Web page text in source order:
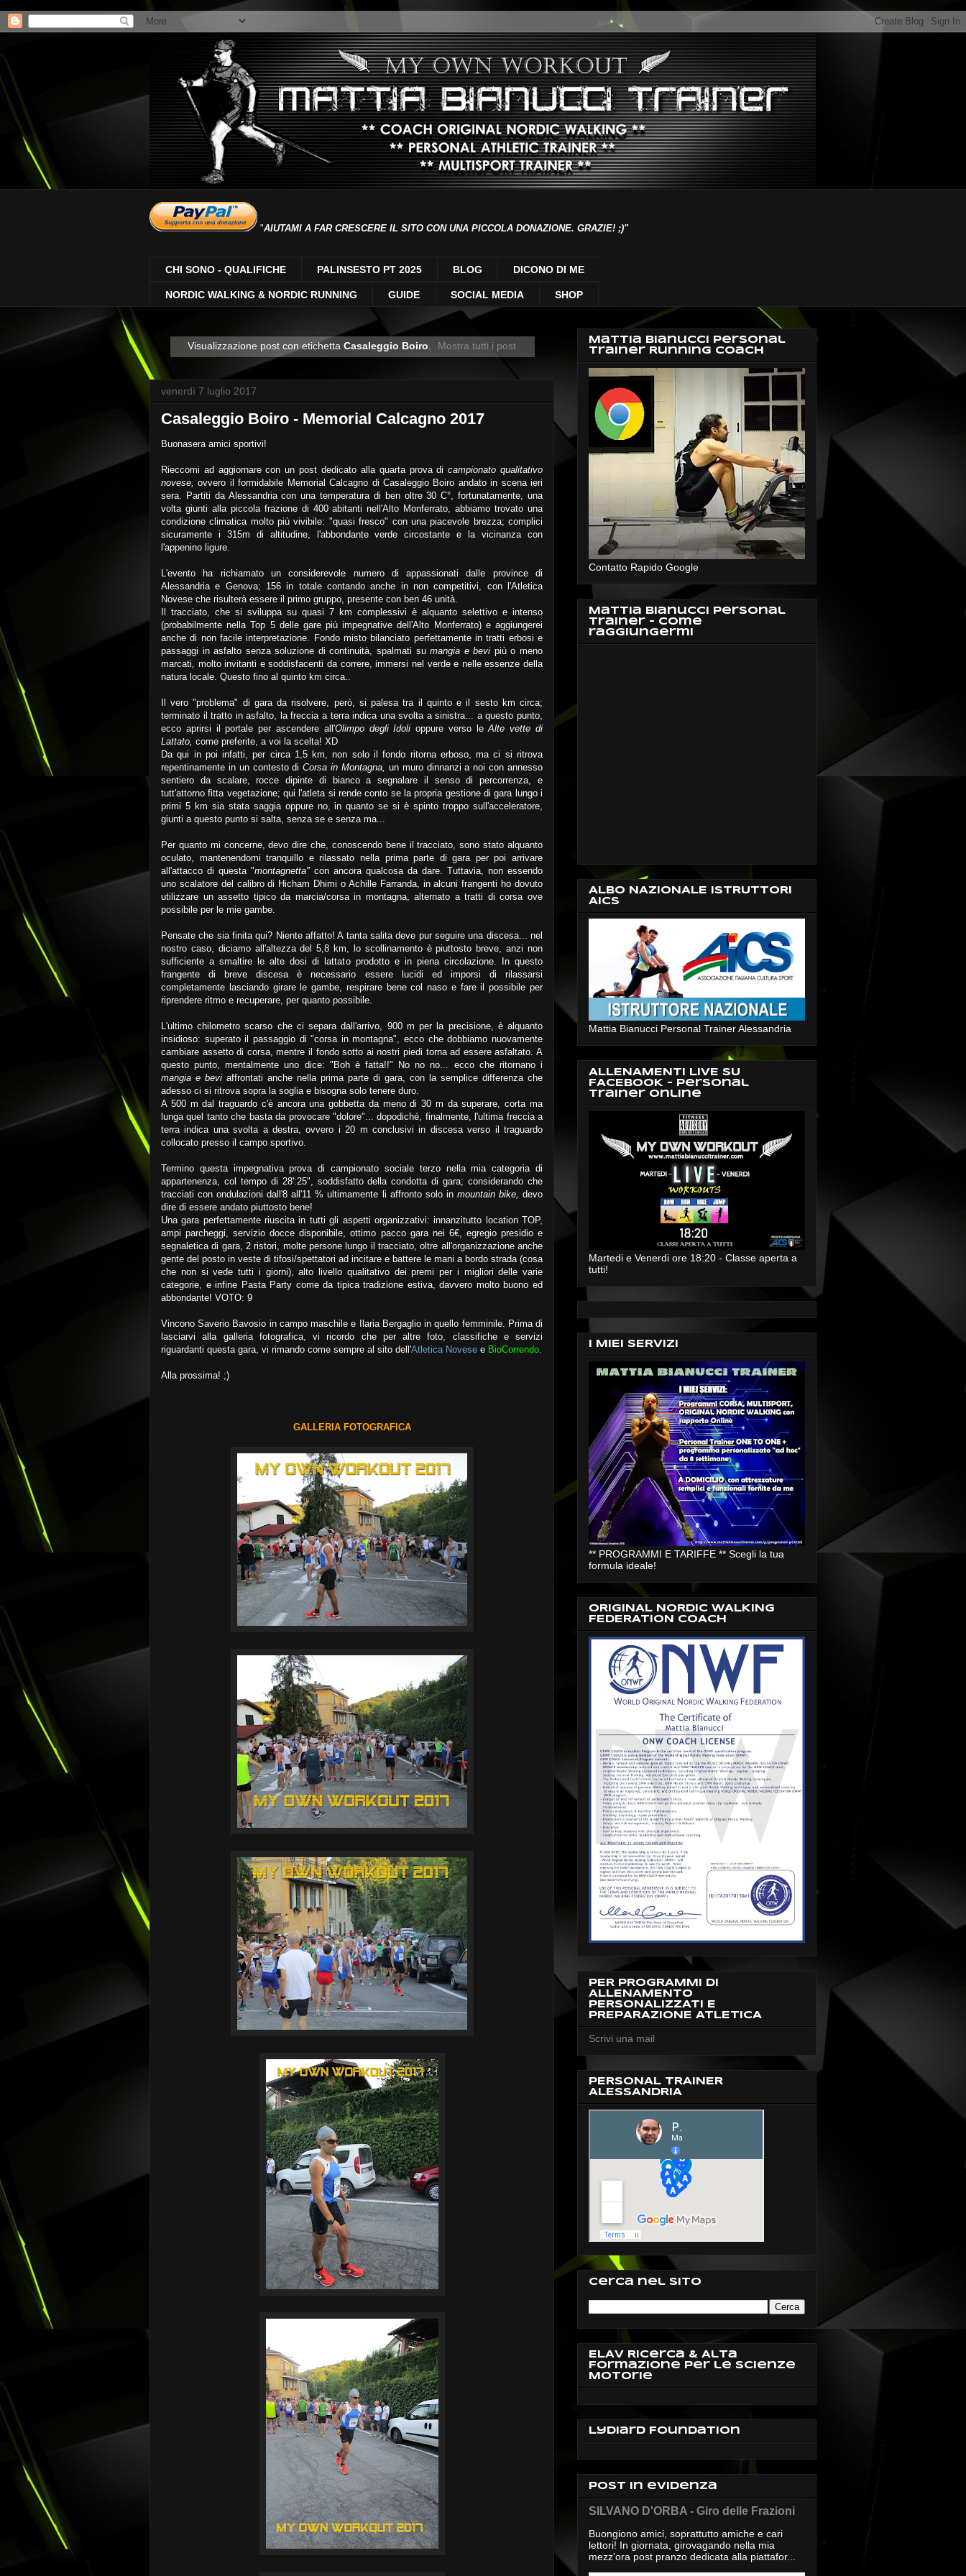
"AIUTAMI A FAR CRESCERE IL SITO CON UNA PICCOLA DONAZIONE. GRAZIE! ;)"
CHI SONO - QUALIFICHE PALINSESTO PT 2025 BLOG DICONO DI ME
NORDIC WALKING & NORDIC RUNNING GUIDE SOCIAL MEDIA SHOP
Visualizzazione post con etichetta Casaleggio Boiro. Mostra tutti i post
venerdì 7 luglio 2017
Casaleggio Boiro - Memorial Calcagno 2017
Buonasera amici sportivi!
Rieccomi ad aggiornare con un post dedicato alla quarta prova dicampionato qualitativo
novese,ovvero il formidabile Memorial Calcagno di Casaleggio Boiro andato in scena ieri
sera. Partiti da Alessandria con una temperatura di ben oltre 30 C°, fortunatamente, una
volta giunti alla piccola frazione di 400 abitanti nell'Alto Monferrato, abbiamo trovato una
condizione climatica molto più vivibile: "quasi fresco" con una piacevole brezza; complici
sicuramente i 315m di altitudine, l'abbondante verde circostante e la vicinanza con
l'appenino ligure.
L'evento ha richiamato un considerevole numero di appassionati dalle province di
Alessandria e Genova; 156 in totale contando anche in non competitivi, con l'Atletica
Novese che risulterà essere il primo gruppo, presente con ben 46 unità.
Il tracciato, che si sviluppa su quasi 7 km complessivi è alquanto selettivo e intenso
(probabilmente nella Top 5 delle gare più impegnative dell'Alto Monferrato) e aggiungerei
anche di non facile interpretazione. Fondo misto bilanciato perfettamente in tratti erbosi e
passaggi in asfalto senza soluzione di continuità, spalmati sumangia e bevi più o meno
marcati
molto invitanti e soddisfacenti da correre, immersi nel verde e nelle essenze della
natura locale. Questo fino al quinto km circa..
Il vero "problema" di gara da risolvere, però, si palesa tra il quinto e il sesto km circa;
terminato il tratto in asfalto, la freccia a terra indica una svolta a sinistra... a questo punto,
ecco aprirsi il portale per ascendere all'Olimpo degli Idolioppure verso leAlte vette di
Lattato, come preferite, a voi la scelta! XD
Da qui in poi infatti, per circa 1,5 km, non solo il fondo ritorna erboso, ma ci si ritrova
repentinamente in un contesto diCorsa in Montagna, un muro dinnanzi a noi con annesso
sentiero da scalare, rocce dipinte di bianco a segnalare il senso di percorrenza, e
tutt'attorno fitta vegetazione; qui l'atleta si rende conto se la propria gestione di gara lungo i
primi 5 km sia stata saggia oppure no, in quanto se si è spinto troppo sull'acceleratore,
giunti a questo punto si salta, senza se e senza ma...
Per quanto mi concerne, devo dire che, conoscendo bene il tracciato, sono stato alquanto
oculato, mantenendomi tranquillo e rilassato nella prima parte di gara per poi arrivare
all'attacco di questa "montagnetta" con ancora qualcosa da dare. Tuttavia, non essendo
uno scalatore del calibro di Hicham Dhimi o Achille Farranda, in alcuni frangenti ho dovuto
utilizzare un assetto tipico da marcia/corsa in montagna, alternato a tratti di corsa ove
possibile per le mie gambe.
Pensate che sia finita qui? Niente affatto! A tanta salita deve pur seguire una discesa... nel
nostro caso, diciamo all'altezza del 5,8 km, lo scollinamento è piuttosto breve, anzi non
sufficiente a smaltire le alte dosi di lattato prodotto e in piena circolazione. In questo
frangente di breve discesa è necessario essere lucidi ed imporsi di rilassarsi
completamente lasciando girare le gambe, respirare bene col naso e fare il possibile per
riprendere ritmo e recuperare, per quanto possibile.
L'ultimo chilometro scarso che ci separa dall'arrivo, 900 m per la precisione, è alquanto
insidioso: superato il passaggio di "corsa in montagna", ecco che dobbiamo nuovamente
cambiare assetto di corsa, mentre il fondo sotto ai nostri piedi torna ad essere asfaltato. A
questo punto, mentalmente uno dice: "Boh è fatta!!" No no no... ecco che ritornano i
mangia e bevi affrontati anche nella prima parte di gara, con la semplice differenza che
adesso ci si ritrova sopra la soglia e bisogna solo tenere duro.
A 500 m dal traguardo c'è ancora una gobbetta da meno di 30 m da superare, corta ma
lunga quel tanto che basta da provocare "dolore"... dopodiché, finalmente, l'ultima freccia a
terra indica una svolta a destra, ovvero i 20 m conclusivi in discesa verso il traguardo
collocato presso il campo sportivo.
Termino questa impegnativa prova di campionato sociale terzo nella mia categoria di
appartenenza, col tempo di 28':25", soddisfatto della condotta di gara; considerando che
tracciati con ondulazioni dall'8 all'11 % ultimamente li affronto solo in mountain bike,devo
dire di essere andato piuttosto bene!
Una gara perfettamente riuscita in tutti gli aspetti organizzativi: innanzitutto location TOP,
ampi parcheggi, servizio docce disponibile, ottimo pacco gara nei 6€, egregio presidio e
segnaletica di gara, 2 ristori, molte persone lungo il tracciato, oltre all'organizzazione anche
gente del posto in veste di tifosi/spettatori ad incitare e battere le mani a bordo strada (cosa
che non si vede tutti i giorni), alto livello qualitativo dei premi per i migliori delle varie
categorie, e infine Pasta Party come da tipica tradizione estiva, davvero molto buono ed
abbondante! VOTO: 9
Vincono Saverio Bavosio in campo maschile e Ilaria Bergaglio in quello femminile. Prima di
lasciarvi alla galleria fotografica, vi ricordo che per altre foto, classifiche e servizi
riguardanti questa gara, vi rimando come sempre al sito dell'Atletica Novese e BioCorrendo
Alla prossima! ;)
GALLERIA FOTOGRAFICA
Mattia Bianucci Personal
Trainer Running Coach
Contatto Rapido Google
Mattia Bianucci Personal
Trainer - Come
raggiungermi
ALBO NAZIONALE ISTRUTTORI
AICS
Mattia Bianucci Personal Trainer Alessandria
ALLENAMENTI LIVE SU
FACEBOOK - Personal
Trainer Online
Martedi e Venerdi ore 18:20 - Classe aperta a
tutti!
I MIEI SERVIZI
** PROGRAMMI E TARIFFE ** Scegli la tua
formula ideale!
ORIGINAL NORDIC WALKING
FEDERATION COACH
PER PROGRAMMI DI
ALLENAMENTO
PERSONALIZZATI E
PREPARAZIONE ATLETICA
Scrivi una mail
PERSONAL TRAINER
ALESSANDRIA
Cerca nel sito
ELAV Ricerca & Alta
Formazione per le Scienze
Motorie
Lydiard Foundation
Post in evidenza
SILVANO D'ORBA - Giro delle Frazioni
Buongiono amici, soprattutto amiche e cari
lettori! In giornata, girovagando nella mia
mezz'ora post pranzo dedicata alla piattafor...